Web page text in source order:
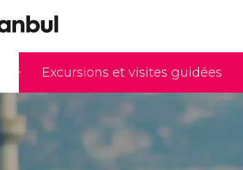
Excursions et visites guidées